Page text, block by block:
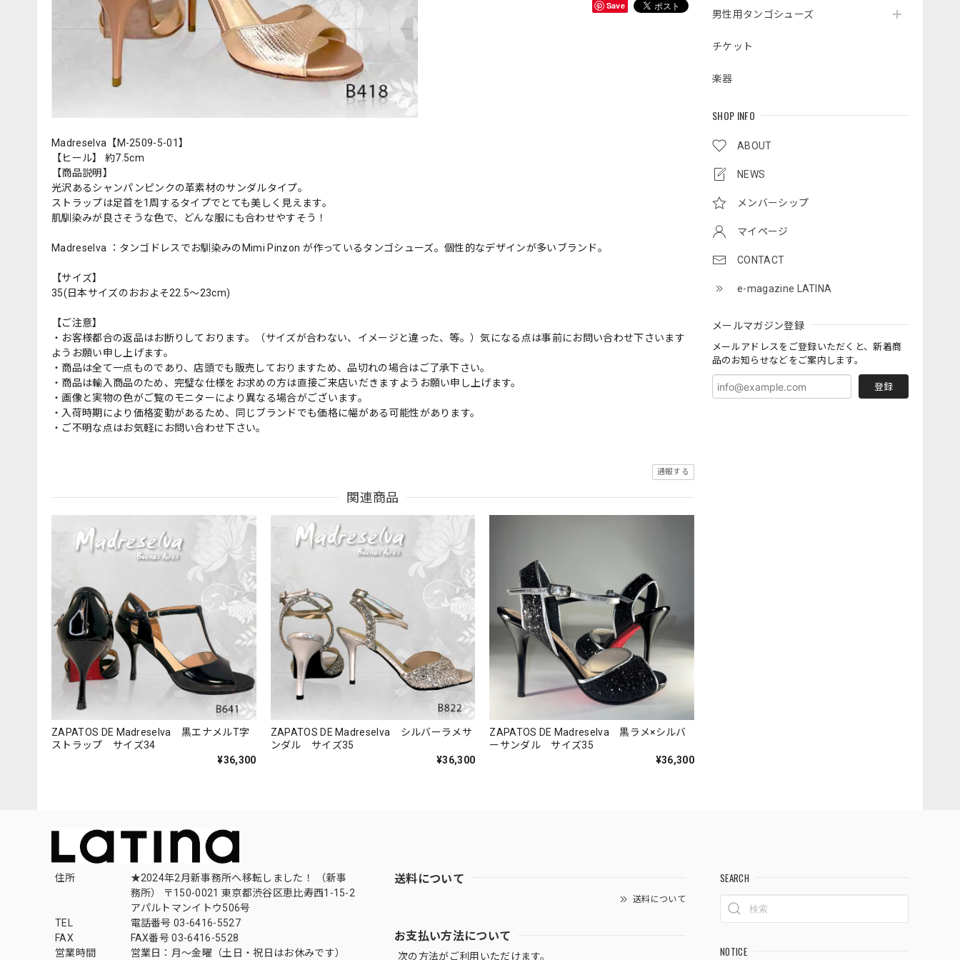
男性用タンゴシューズ
チケット
楽器
SHOP INFO
ABOUT
NEWS
メンバーシップ
マイページ
CONTACT
e-magazine LATINA
メールマガジン登録
メールアドレスをご登録いただくと、新着商
品のお知らせなどをご案内します。
登録
Save
Madreselva【M-2509-5-01】
【ヒール】 約7.5cm
【商品説明】
光沢あるシャンパンピンクの革素材のサンダルタイプ。
ストラップは足首を1周するタイプでとても美しく見えます。
肌馴染みが良さそうな色で、どんな服にも合わせやすそう！
Madreselva ：タンゴドレスでお馴染みのMimi Pinzon が作っているタンゴシューズ。個性的なデザインが多いブランド。
【サイズ】
35(日本サイズのおおよそ22.5〜23cm)
【ご注意】
・お客様都合の返品はお断りしております。（サイズが合わない、イメージと違った、等。）気になる点は事前にお問い合わせ下さいます
ようお願い申し上げます。
・商品は全て一点ものであり、店頭でも販売しておりますため、品切れの場合はご了承下さい。
・商品は輸入商品のため、完璧な仕様をお求めの方は直接ご来店いだきますようお願い申し上げます。
・画像と実物の色がご覧のモニターにより異なる場合がございます。
・入荷時期により価格変動があるため、同じブランドでも価格に幅がある可能性があります。
・ご不明な点はお気軽にお問い合わせ下さい。
通報する
関連商品
ZAPATOS DE Madreselva 黒エナメルT字
ストラップ サイズ34
¥36,300
ZAPATOS DE Madreselva シルバーラメサ
ンダル サイズ35
¥36,300
ZAPATOS DE Madreselva 黒ラメ×シルバ
ーサンダル サイズ35
¥36,300
住所
★2024年2月新事務所へ移転しました！ （新事
務所） 〒150-0021 東京都渋谷区恵比寿西1-15-2
アパルトマンイトウ506号
TEL
電話番号 03-6416-5527
FAX
FAX番号 03-6416-5528
営業時間
営業日：月〜金曜（土日・祝日はお休みです）
送料について
送料について
お支払い方法について
次の方法がご利用いただけます。
SEARCH
NOTICE